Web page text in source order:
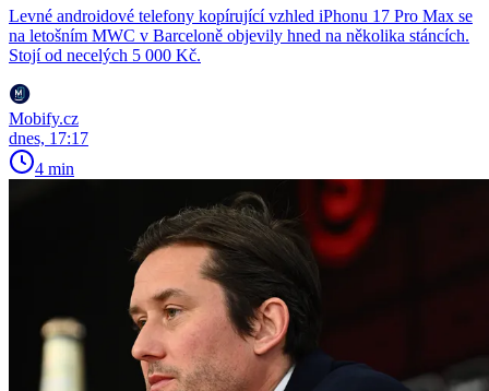
Levné androidové telefony kopírující vzhled iPhonu 17 Pro Max se
na letošním MWC v Barceloně objevily hned na několika stáncích.
Stojí od necelých 5 000 Kč.
Mobify.cz
dnes, 17:17
4 min